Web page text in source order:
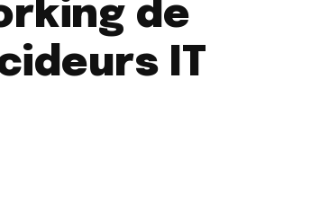
de
IT